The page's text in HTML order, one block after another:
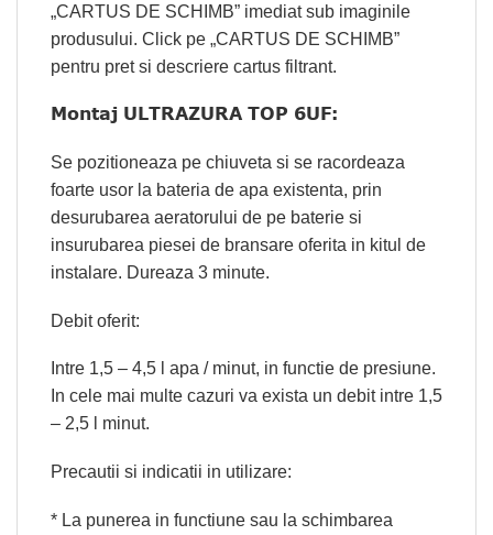
„CARTUS DE SCHIMB” imediat sub imaginile
produsului. Click pe „CARTUS DE SCHIMB”
pentru pret si descriere cartus filtrant.
Montaj ULTRAZURA TOP 6UF:
Se pozitioneaza pe chiuveta si se racordeaza
foarte usor la bateria de apa existenta, prin
desurubarea aeratorului de pe baterie si
insurubarea piesei de bransare oferita in kitul de
instalare. Dureaza 3 minute.
Debit oferit:
Intre 1,5 – 4,5 l apa / minut, in functie de presiune.
In cele mai multe cazuri va exista un debit intre 1,5
– 2,5 l minut.
Precautii si indicatii in utilizare:
* La punerea in functiune sau la schimbarea